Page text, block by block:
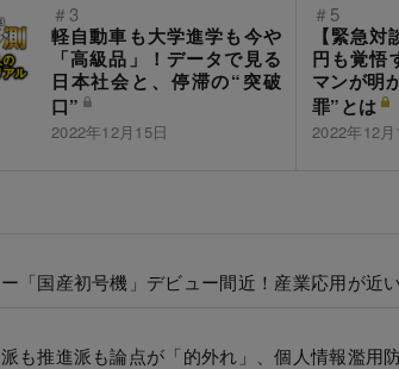
＃3
軽自動車も大学進学も今や
「高級品」！データで見る
日本社会と、停滞の“突破
口”
2022年12月15日
＃5
【緊急
円も覚悟
マンが明
罪”とは
2022年12月
「国産初号機」デビュー間近！産業応用が近
も推進派も論点が「的外れ」、個人情報濫用